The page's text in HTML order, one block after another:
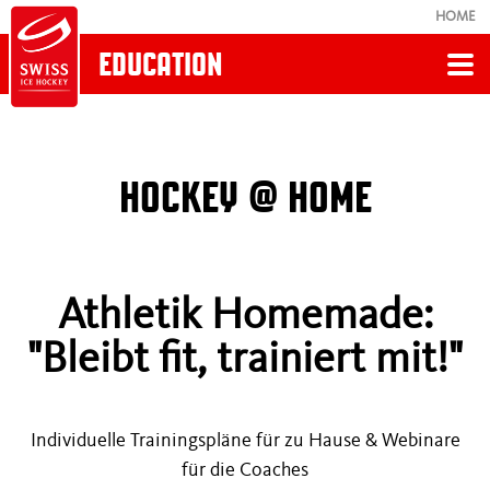
HOME
EDUCATION
HOCKEY @ HOME
Trainingspläne U13 - U15
Trainingspläne U17 - U20
Torhüter
HOCKEY @ HOME
Athletik Homemade:
"Bleibt fit, trainiert mit!"
Individuelle Trainingspläne für zu Hause & Webinare
für die Coaches